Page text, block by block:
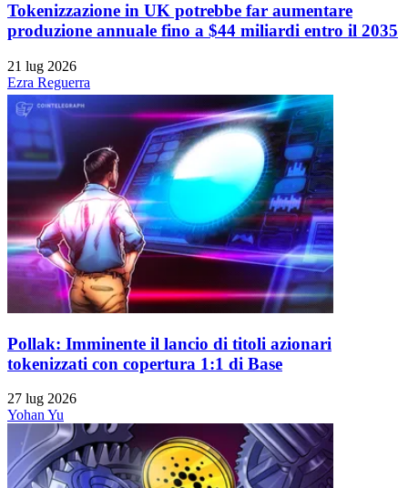
Tokenizzazione in UK potrebbe far aumentare
produzione annuale fino a $44 miliardi entro il 2035
21 lug 2026
Ezra Reguerra
Pollak: Imminente il lancio di titoli azionari
tokenizzati con copertura 1:1 di Base
27 lug 2026
Yohan Yu